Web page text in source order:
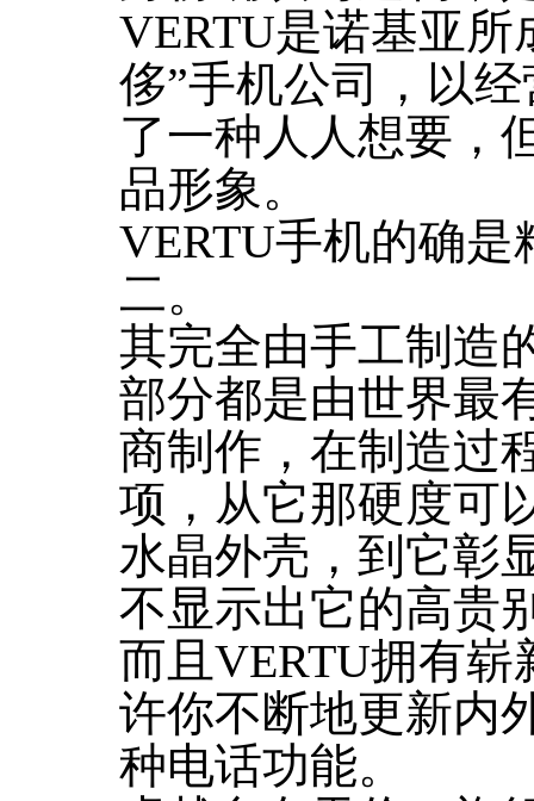
VERTU是诺基亚所
侈”手机公司，以
了一种人人想要，
品形象。
VERTU手机的确
二。
其完全由手工制造
部分都是由世界最
商制作，在制造过
项，从它那硬度可
水晶外壳，到它彰
不显示出它的高贵
而且VERTU拥有
许你不断地更新内
种电话功能。